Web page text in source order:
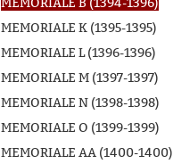
MEMORIALE B (1394-1396)
MEMORIALE K (1395-1395)
MEMORIALE L (1396-1396)
MEMORIALE M (1397-1397)
MEMORIALE N (1398-1398)
MEMORIALE O (1399-1399)
MEMORIALE AA (1400-1400)